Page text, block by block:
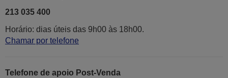
213 035 400
Horário: dias úteis das 9h00 às 18h00.
Chamar por telefone
Telefone de apoio Post-Venda